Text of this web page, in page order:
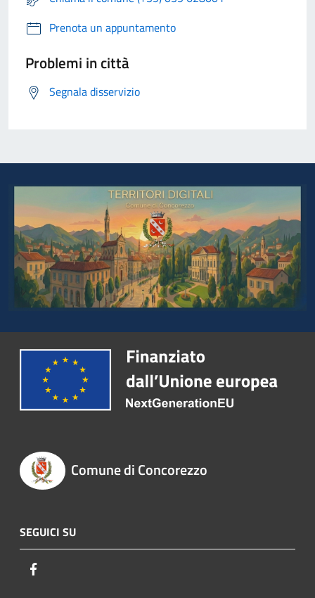
Prenota un appuntamento
Problemi in città
Segnala disservizio
Comune di Concorezzo
SEGUICI SU